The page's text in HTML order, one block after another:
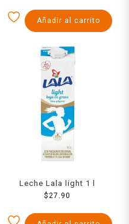
Añadir al carrito
Leche Lala light 1 l
$27.90